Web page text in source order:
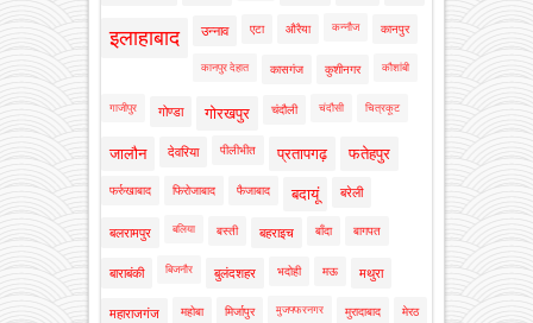
इलाहाबाद उन्नाव एटा औरैया कन्नौज कानपुर
कानपुर देहात कासगंज कुशीनगर कौशांबी
गाजीपुर गोण्डा गोरखपुर चंदौली चंदौसी चित्रकूट
जालौन देवरिया पीलीभीत प्रतापगढ़ फतेहपुर
फर्रुखाबाद फिरोजाबाद फैजाबाद बदायूं बरेली
बलरामपुर बलिया बस्ती बहराइच बाँदा बागपत
बाराबंकी बिजनौर बुलंदशहर भदोही मऊ मथुरा
महाराजगंज महोबा मिर्जापुर मुजफ्फरनगर मुरादाबाद मेरठ